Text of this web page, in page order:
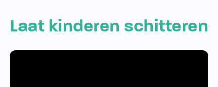
Laat kinderen schitteren